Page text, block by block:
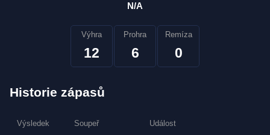
N/A
Výhra
12
Prohra
6
Remíza
0
Historie zápasů
Výsledek Soupeř Událost